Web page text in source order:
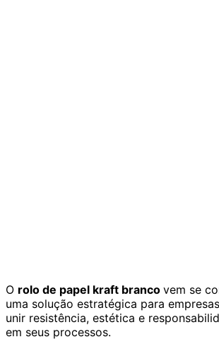
O rolo de papel kraft branco vem se
uma solução estratégica para
unir resistência, estética e
em seus processos.